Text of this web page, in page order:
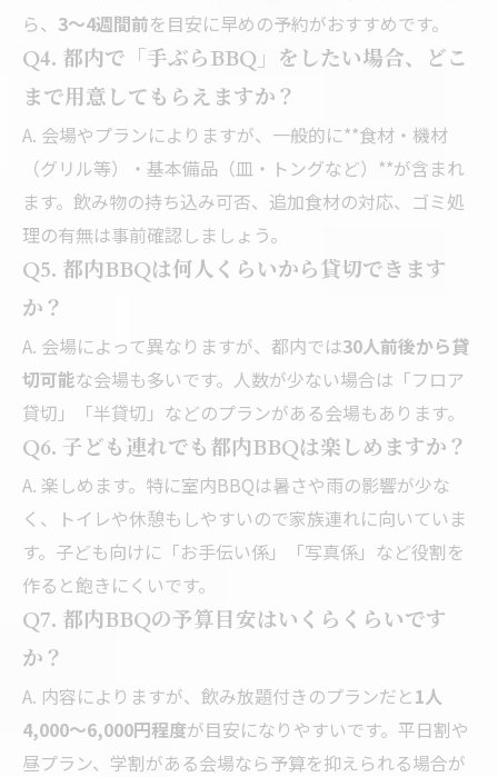
ら、 3〜4週間前を目安に早めの予約がおすすめです。
Q4. 都内で「手ぶらBBQ」をしたい場合、どこ
まで用意してもらえますか？
A. 会場やプランによりますが、一般的に**食材・機材
（グリル等）・基本備品（皿・トングなど）**が含まれ
ます。飲み物の持ち込み可否、追加食材の対応、ゴミ処
理の有無は事前確認しましょう。
Q5. 都内BBQは何人くらいから貸切できます
か？
A. 会場によって異なりますが、都内では30人前後から貸
切可能な会場も多いです。人数が少ない場合は「フロア
貸切」「半貸切」などのプランがある会場もあります。
Q6. 子ども連れでも都内BBQは楽しめますか？
A. 楽しめます。特に室内BBQは暑さや雨の影響が少な
く、トイレや休憩もしやすいので家族連れに向いていま
す。子ども向けに「お手伝い係」「写真係」など役割を
作ると飽きにくいです。
Q7. 都内BBQの予算目安はいくらくらいです
か？
A. 内容によりますが、飲み放題付きのプランだと1人
4,000〜6,000円程度が目安になりやすいです。平日割や
昼プラン、学割がある会場なら予算を抑えられる場合が